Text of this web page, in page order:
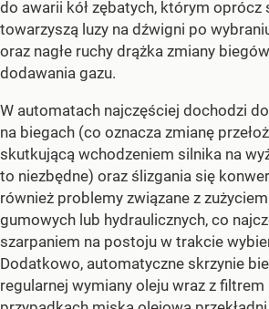
do awarii kół zębatych, którym
towarzyszą luzy na dźwigni po
oraz nagłe ruchy drążka zmiany
dodawania gazu.
W automatach najczęściej dochodzi
na biegach (co oznacza zmianę
skutkującą wchodzeniem silnika na
to niezbędne) oraz ślizgania się
również problemy związane z
gumowych lub hydraulicznych, co
szarpaniem na postoju w trakcie
Dodatkowo, automatyczne skrzynie
regularnej wymiany oleju wraz z filtrem